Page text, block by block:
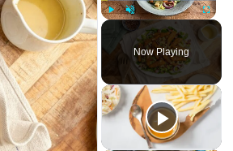
Unmute Fullscreen
Now Playing